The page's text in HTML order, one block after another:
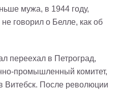
мужа, в 1944 году,
говорил о Белле, как об
переехал в Петроград,
промышленный комитет,
Витебск. После революции